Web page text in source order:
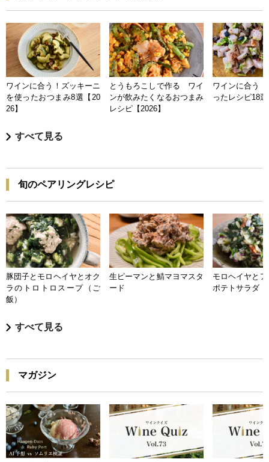
ワインに合う！ズッキーニ
を使ったおつまみ8選【20
26】
とうもろこしで作る ワイ
ンが飲みたくなるおつまみ
レシピ【2026】
ワインに合う
ったレシピ18
すべて見る
旬のペアリングレシピ
豚団子とモロヘイヤとオク
ラのトロトロスープ（ご
飯）
生ピーマンと鯖マヨマスタ
ード
モロヘイヤと
ポテトサラダ
すべて見る
マガジン